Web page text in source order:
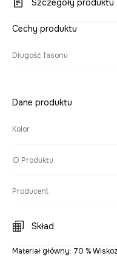
Szczegóły produktu
Cechy produktu
Długość fasonu
Dane produktu
Kolor
ID Produktu
Producent
Skład
Materiał główny: 70 %